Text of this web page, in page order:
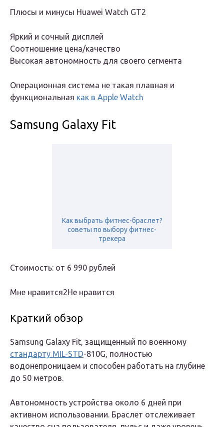
Плюсы и минусы Huawei Watch GT2
Яркий и сочный дисплей
Соотношение цена/качество
Высокая автономность для своего сегмента
Операционная система не такая плавная и
функциональная как в Apple Watch
Samsung Galaxy Fit
Как выбрать фитнес-браслет?
советы по выбору фитнес-
трекера
Стоимость: от 6 990 рублей
Мне нравится2Не нравится
Краткий обзор
Samsung Galaxy Fit, защищенный по военному
стандарту MIL-STD-810G, полностью
водонепроницаем и способен работать на глубине
до 50 метров.
Автономность устройства около 6 дней при
активном использовании. Браслет отслеживает